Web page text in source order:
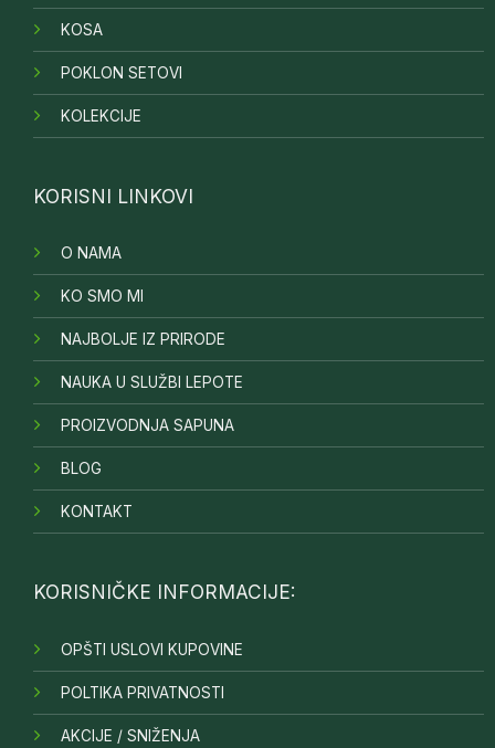
KOSA
POKLON SETOVI
KOLEKCIJE
KORISNI LINKOVI
O NAMA
KO SMO MI
NAJBOLJE IZ PRIRODE
NAUKA U SLUŽBI LEPOTE
PROIZVODNJA SAPUNA
BLOG
KONTAKT
KORISNIČKE INFORMACIJE:
OPŠTI USLOVI KUPOVINE
POLTIKA PRIVATNOSTI
AKCIJE / SNIŽENJA